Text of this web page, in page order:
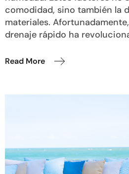
comodidad, sino también la
materiales.
drenaje rápido ha
Read More